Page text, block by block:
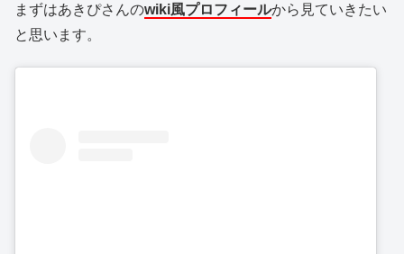
まずはあきぴさんのwiki風プロフィールから見ていきたい
と思います。